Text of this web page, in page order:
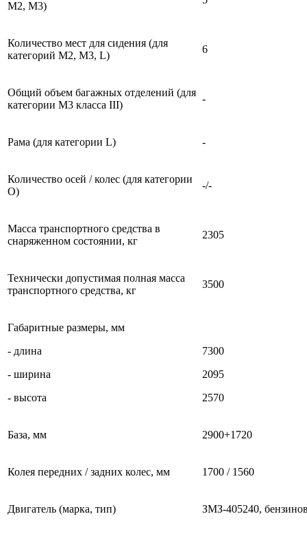
М2, М3)
Количество мест для сидения (для
категорий М2, М3, L)
6
Общий объем багажных отделений (для
категории M3 класса III)
-
Рама (для категории L) -
Количество осей / колес (для категории
О)
-/-
Масса транспортного средства в
снаряженном состоянии, кг
2305
Технически допустимая полная масса
транспортного средства, кг
3500
Габаритные размеры, мм
- длина
- ширина
- высота
7300
2095
2570
База, мм 2900+1720
Колея передних / задних колес, мм 1700 / 1560
Двигатель (марка, тип) ЗМЗ-405240,